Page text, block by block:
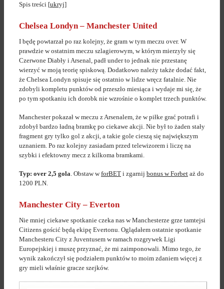
Spis treści [ukryj]
Chelsea Londyn – Manchester United
I będę powtarzał po raz kolejny, że gram w tym meczu over. W
prawdzie w ostatnim meczu szlagierowym, w którym mierzyły się
Czerwone Diabły i Arsenal, padł under to jednak nie przestanę
wierzyć w moją teorię spiskową. Dodatkowo należy także dodać fakt,
że Chelsea Londyn spisuje się ostatnio w lidze wręcz fatalnie. Nie
zdobyli kompletu punktów od przeszło miesiąca i wydaje mi się, że
po tym spotkaniu ich dorobk nie wzrośnie o komplet trzech punktów.
Manchester pokazał w meczu z Arsenalem, że w piłke grać potrafi i
zdobył bardzo ładną bramkę po ciekawe akcji. Nie był to żaden stały
fragment gry tylko gol z akcji, a takie gole cieszą się największym
uznaniem. Po raz kolejny zasiadam przed telewizorem i liczę na
szybki i efektowny mecz z kilkoma bramkami.
Typ: over 2,5 gola. Obstaw wforBET i zgarnij bonus w Forbet aż do
1200 PLN.
Manchester City – Everton
Nie mniej ciekawe spotkanie czeka nas w Manchesterze grze tamtejsi
Citizens gościć będą ekipę Evertonu. Oglądałem ostatnie spotkanie
Manchesteru City z Juventusem w ramach rozgrywek Ligi
Europejskiej i muszę przyznać, że mi zaimponowali. Mimo tego, że
wynik zakończył się podziałem punktów to moim zdaniem więcej z
gry mieli właśnie gracze szejków.